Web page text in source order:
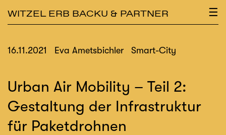
WITZEL ERB BACKU & PARTNER ☰
×
16.11.2021 Eva Ametsbichler Smart-City
Urban Air Mobility – Teil 2:
Gestaltung der Infrastruktur
für Paketdrohnen